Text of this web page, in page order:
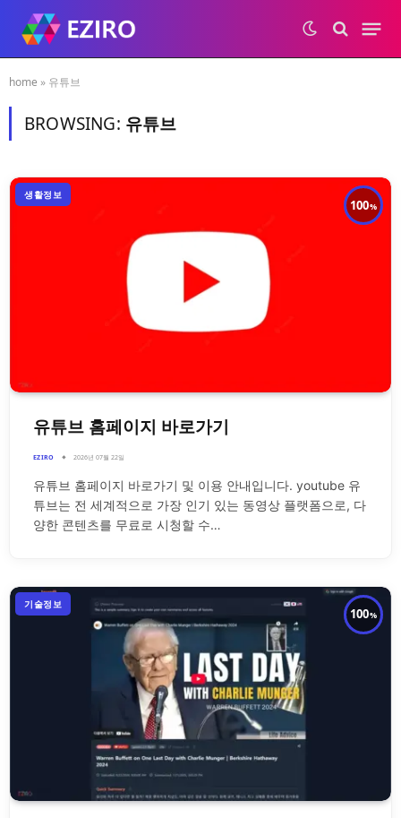
home » 유튜브
BROWSING: 유튜브
100
생활정보
유튜브 홈페이지 바로가기
EZIRO 2026년 07월 22일
유튜브 홈페이지 바로가기 및 이용 안내입니다. youtube 유
튜브는 전 세계적으로 가장 인기 있는 동영상 플랫폼으로, 다
양한 콘텐츠를 무료로 시청할 수…
100
기술정보